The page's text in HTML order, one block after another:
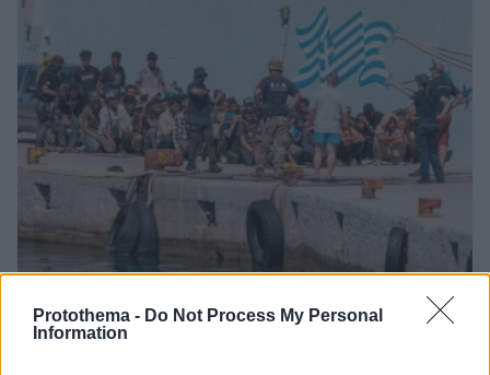
Protothema - Do Not Process My Personal
Information